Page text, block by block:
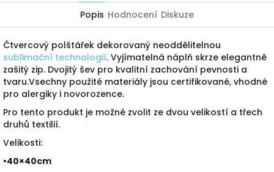
Popis Hodnocení Diskuze
Čtvercový polštářek dekorovaný neoddělitelnou
sublimační technologií. Vyjímatelná náplň skrze elegantně
zašitý zip. Dvojitý šev pro kvalitní zachování pevnosti a
tvaru.Vsechny použité materiály jsou certifikované, vhodné
pro alergiky i novorozence.
Pro tento produkt je možné zvolit ze dvou velikostí a třech
druhů textilií.
Velikosti:
•40×40cm